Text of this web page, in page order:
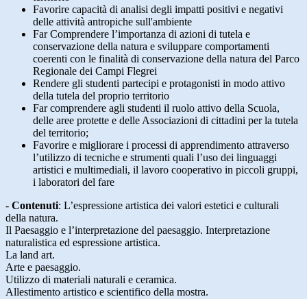
Favorire capacità di analisi degli impatti positivi e negativi
delle attività antropiche sull'ambiente
Far Comprendere l’importanza di azioni di tutela e
conservazione della natura e sviluppare comportamenti
coerenti con le finalità di conservazione della natura del Parco
Regionale dei Campi Flegrei
Rendere gli studenti partecipi e protagonisti in modo attivo
della tutela del proprio territorio
Far comprendere agli studenti il ruolo attivo della Scuola,
delle aree protette e delle Associazioni di cittadini per la tutela
del territorio;
Favorire e migliorare i processi di apprendimento attraverso
l’utilizzo di tecniche e strumenti quali l’uso dei linguaggi
artistici e multimediali, il lavoro cooperativo in piccoli gruppi,
i laboratori del fare
- Contenuti: L’espressione artistica dei valori estetici e culturali
della natura.
Il Paesaggio e l’interpretazione del paesaggio. Interpretazione
naturalistica ed espressione artistica.
La land art.
Arte e paesaggio.
Utilizzo di materiali naturali e ceramica.
Allestimento artistico e scientifico della mostra.